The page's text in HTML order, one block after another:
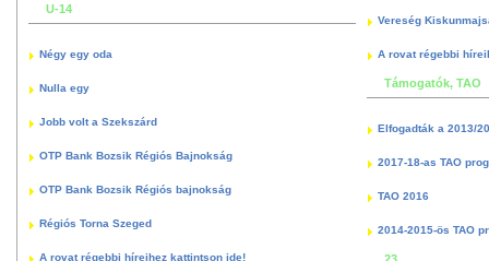
U-14
Négy egy oda
Nulla egy
Jobb volt a Szekszárd
OTP Bank Bozsik Régiós Bajnokság
OTP Bank Bozsik Régiós bajnokság
Régiós Torna Szeged
A rovat régebbi híreihez kattintson ide!
Vereség
A rovat régebbi
Támogatók, TAO
Elfogadták a 2013/
2017-18-as TAO
TAO 2016
2014-2015-ös TAO
23